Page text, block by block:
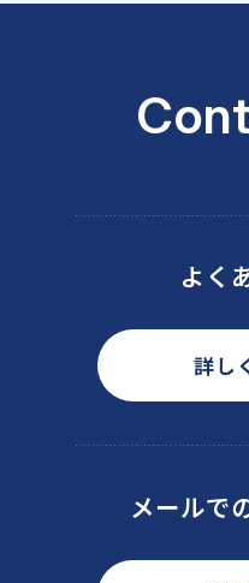
よく
詳し
メールで